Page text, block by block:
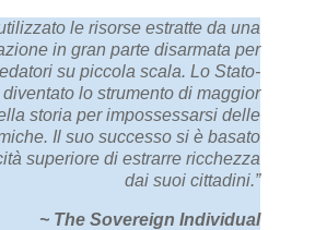
le risorse estratte da una
in gran parte disarmata per
su piccola scala. Lo Stato-
lo strumento di maggior
storia per impossessarsi delle
Il suo successo si è basato
superiore di estrarre ricchezza
dai suoi cittadini.”
~ The Sovereign Individual